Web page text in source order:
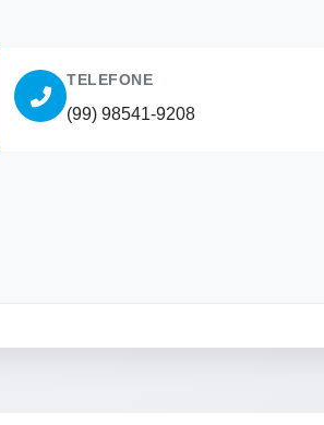
TELEFONE
(99) 98541-9208